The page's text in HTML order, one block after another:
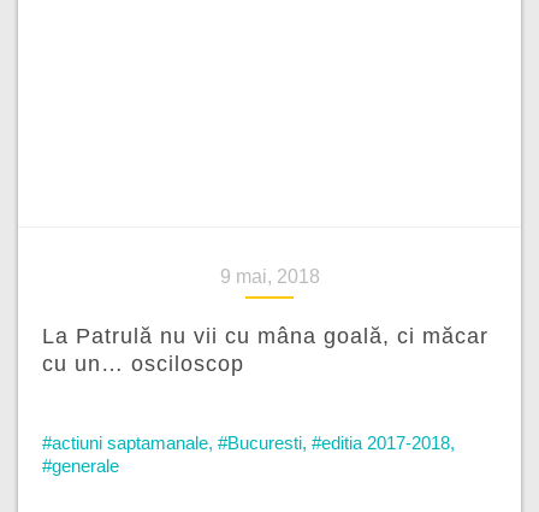
9 mai, 2018
La Patrulă nu vii cu mâna goală, ci măcar
cu un… osciloscop
#actiuni saptamanale, #Bucuresti, #editia 2017-2018,
#generale